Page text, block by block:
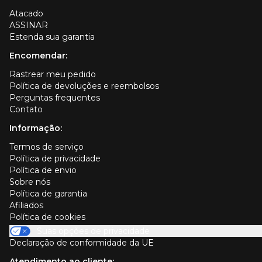
Atacado
ASSINAR
Estenda sua garantia
Encomendar:
Rastrear meu pedido
Política de devoluções e reembolsos
Perguntas frequentes
Contato
Informação:
Termos de serviço
Política de privacidade
Política de envio
Sobre nós
Política de garantia
Afiliados
Política de cookies
Declaração de conformidade da UE